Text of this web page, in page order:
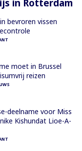
in Rotterdam
bevroren vissen
moet in Brussel
reizen
deelname voor Miss
Kishundat Lioe-A-